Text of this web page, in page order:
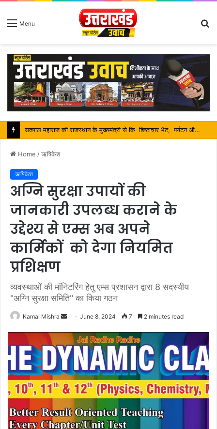
Menu
सतपाल महाराज की राजस्थान के मुख्यमंत्री से कि शिष्टाचार भेंट, पर्यटन और सांस्कृतिक गतिविधियों के विषय में विस्तार पर हुई चर्चा
Home /ऋषिकेश
ऋषिकेश
अग्नि सुरक्षा उपायों की
जानकारी उपलब्ध कराने के
उद्देश्य से एम्स अब अपने
कार्मिकों को देगा नियमित
प्रशिक्षण
व्यवस्थाओं की मॉनिटरिंग हेतु एम्स प्रशासन द्वारा 8 सदस्यीय
"अग्नि सुरक्षा समिति" का किया गठन
Kamal Mishra
Send
email
June 8, 2024 7 2 minutes read